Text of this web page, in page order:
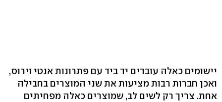
יישומים כאלה עובדים יד ביד עם פתרונות אנטי וירוס,
ואכן חברות רבות מציעות את שני המוצרים בחבילה
אחת. צריך רק לשים לב, שמוצרים כאלה מפחיתים